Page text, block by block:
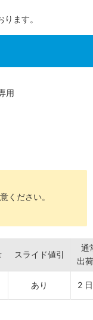
ます。
用
ください。
スライド値引
通
出
あり 2